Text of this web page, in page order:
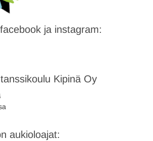
ja instagram:
Kipinä Oy
aukioloajat: